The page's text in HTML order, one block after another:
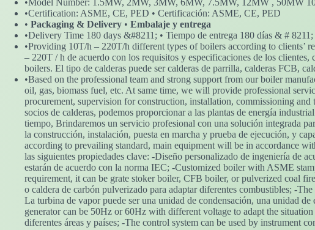
•Model Number: 1.5MW, 2MW, 3MW, 6MW, 7.5MW, 12MW , 50MW
•Certification: ASME, CE, PED • Certificación: ASME, CE, PED
• Packaging & Delivery • Embalaje y entrega
•Delivery Time 180 days &#8211; • Tiempo de entrega 180 días & #
•Providing 10T/h – 220T/h different types of boilers according to clients’
– 220T / h de acuerdo con los requisitos y especificaciones de los
boilers. El tipo de calderas puede ser calderas de parrilla, calderas FCB,
•Based on the professional team and strong support from our boiler
oil, gas, biomass fuel, etc. At same time, we will provide professional
procurement, supervision for construction, installation, commissioning
socios de calderas, podemos proporcionar a las plantas de energía
tiempo, Brindaremos un servicio profesional con una solución integrada
la construcción, instalación, puesta en marcha y prueba de ejecución, y
according to prevailing standard, main equipment will be in accordance
las siguientes propiedades clave: -Diseño personalizado de ingeniería de
estarán de acuerdo con la norma IEC; -Customized boiler with ASME
requirement, it can be grate stoker boiler, CFB boiler, or pulverized coal
o caldera de carbón pulverizado para adaptar diferentes combustibles; -
La turbina de vapor puede ser una unidad de condensación, una unidad
generator can be 50Hz or 60Hz with different voltage to adapt the
diferentes áreas y países; -The control system can be used by instrument